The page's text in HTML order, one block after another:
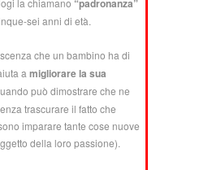
la chiamano “padronanza”
sei anni di età.
che un bambino ha di
a migliorare la sua
può dimostrare che ne
trascurare il fatto che
imparare tante cose nuove
della loro passione).